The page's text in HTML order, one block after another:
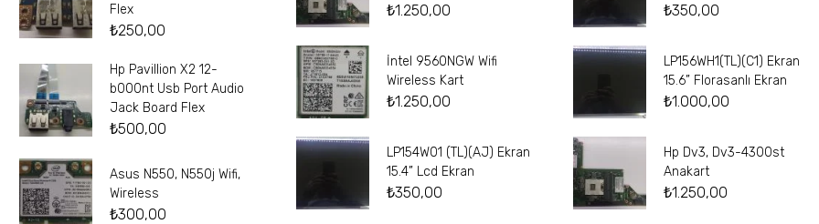
Flex
₺250,00
Hp Pavillion X2 12-
b000nt Usb Port Audio
Jack Board Flex
₺500,00
Asus N550, N550j Wifi,
Wireless
₺300,00
₺1.250,00
İntel 9560NGW Wifi
Wireless Kart
₺1.250,00
LP154W01 (TL)(AJ) Ekran
15.4” Lcd Ekran
₺350,00
₺350,00
LP156WH1(TL)(C1) Ekran
15.6” Florasanlı Ekran
₺1.000,00
Hp Dv3, Dv3-4300st
Anakart
₺1.250,00